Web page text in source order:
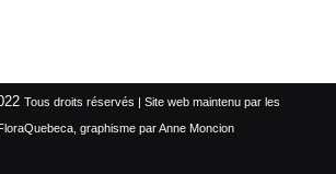
Tous droits réservés | Site web maintenu par les
graphisme par Anne Moncion